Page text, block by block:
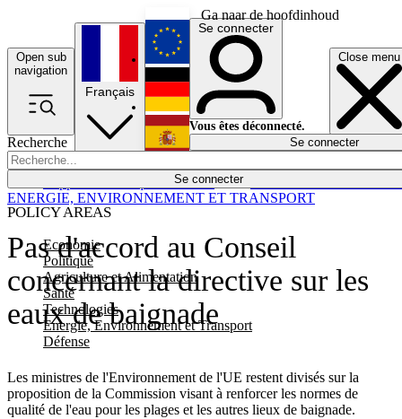
Ga naar de hoofdinhoud
Open sub
navigation
Close menu
Recherche
Se connecter
POLICY AREAS
Economie
Politique
Agriculture et Alimentation
Santé
Technologies
Energie, Environnement et Transport
Défense
Économie
Français
English
Deutsch
Español
Se connecter
Vous êtes déconnecté.
Se connecter
Pas d'accord au Conseil
concernant la directive sur les
eaux de baignade
Les ministres de l'Environnement de l'UE restent divisés sur la
proposition de la Commission visant à renforcer les normes de
qualité de l'eau pour les plages et les autres lieux de baignade.
ENERGIE, ENVIRONNEMENT ET TRANSPORT